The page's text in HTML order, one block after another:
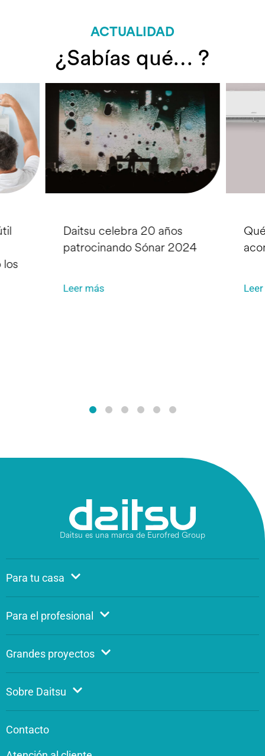
ACTUALIDAD
¿Sabías qué… ?
Daitsu celebra 20 años
patrocinando Sónar 2024
Leer más
Daitsu es una marca de Eurofred Group
Para tu casa
Para el profesional
Grandes proyectos
Sobre Daitsu
Contacto